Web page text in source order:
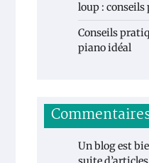
loup :
Conseils
piano idéal
Un blog est